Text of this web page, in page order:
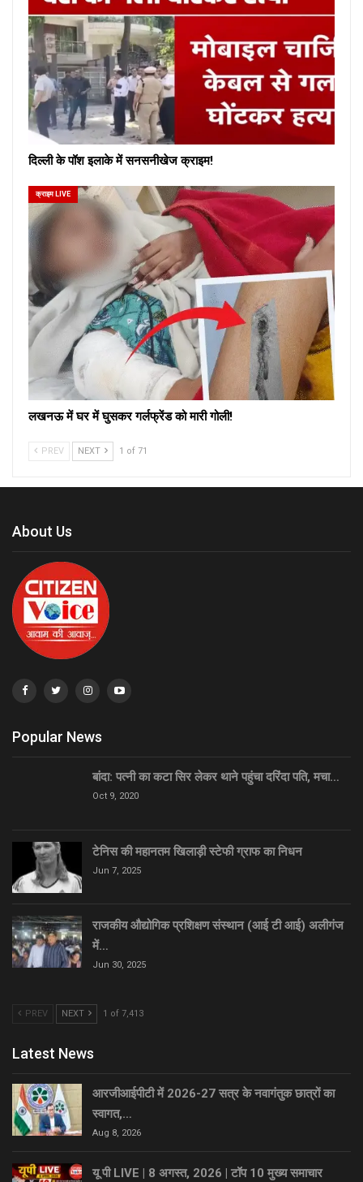
दिल्ली के पॉश इलाके में सनसनीखेज क्राइम!
क्राइम LIVE
लखनऊ में घर में घुसकर गर्लफ्रेंड को मारी गोली!
PREV NEXT 1 of 71
About Us
Popular News
बांदा: पत्नी का कटा सिर लेकर थाने पहुंचा दरिंदा पति, मचा…
Oct 9, 2020
टेनिस की महानतम खिलाड़ी स्टेफी ग्राफ का निधन
Jun 7, 2025
राजकीय औद्योगिक प्रशिक्षण संस्थान (आई टी आई) अलीगंज
में…
Jun 30, 2025
PREV NEXT 1 of 7,413
Latest News
आरजीआईपीटी में 2026-27 सत्र के नवागंतुक छात्रों का
स्वागत,…
Aug 8, 2026
यू पी LIVE | 8 अगस्त, 2026 | टॉप 10 मुख्य समाचार